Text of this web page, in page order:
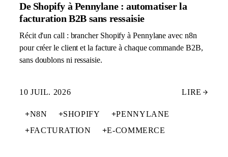
De Shopify à Pennylane : automatiser la
facturation B2B sans ressaisie
Récit d'un call : brancher Shopify à Pennylane avec n8n
pour créer le client et la facture à chaque commande B2B,
sans doublons ni ressaisie.
10 JUIL. 2026 LIRE
+N8N +SHOPIFY +PENNYLANE
+FACTURATION +E-COMMERCE